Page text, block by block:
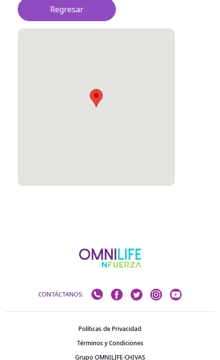
Regresar
CONTÁCTANOS:
Políticas de Privacidad
Términos y Condiciones
Grupo OMNILIFE-CHIVAS